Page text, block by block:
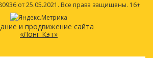
от 25.05.2021. Все права защищены. 16+
и продвижение сайта
«Лонг Кэт»